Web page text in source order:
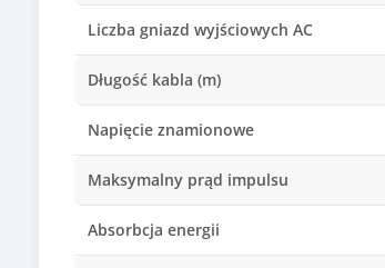
Liczba gniazd wyjściowych AC
Długość kabla (m)
Napięcie znamionowe
Maksymalny prąd impulsu
Absorbcja energii